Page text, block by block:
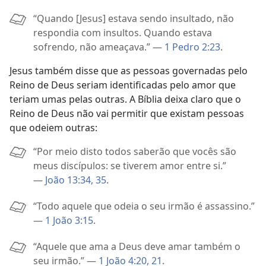
“Quando [Jesus] estava sendo insultado, não
respondia com insultos. Quando estava
sofrendo, não ameaçava.” — 1 Pedro 2:23.
Jesus também disse que as pessoas governadas pelo
Reino de Deus seriam identificadas pelo amor que
teriam umas pelas outras. A Bíblia deixa claro que o
Reino de Deus não vai permitir que existam pessoas
que odeiem outras:
“Por meio disto todos saberão que vocês são
meus discípulos: se tiverem amor entre si.”
— João 13:34, 35.
“Todo aquele que odeia o seu irmão é assassino.”
— 1 João 3:15.
“Aquele que ama a Deus deve amar também o
seu irmão.” — 1 João 4:20, 21.